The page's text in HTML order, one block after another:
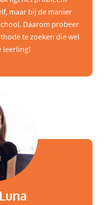
maar bij de manier
Daarom probeer
te zoeken die wel
leerling!